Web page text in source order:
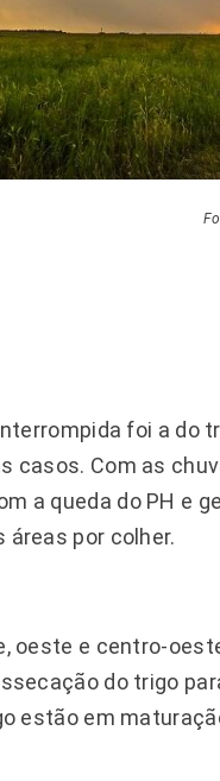
foi a do
casos. Com as
a queda do PH e
áreas por colher.
oeste e centro-
do trigo
estão em